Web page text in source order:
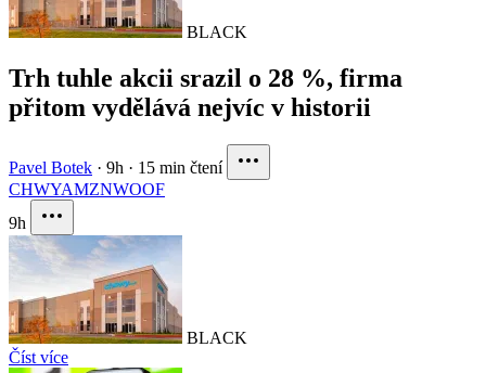
BLACK
Trh tuhle akcii srazil o 28 %, firma
přitom vydělává nejvíc v historii
Pavel Botek · 9h · 15 min čtení
CHWYAMZNWOOF
9h
BLACK
Číst více